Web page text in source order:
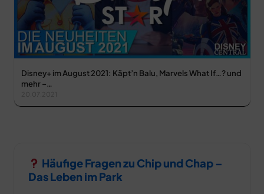
Disney+ im August 2021: Käpt’n Balu, Marvels What If…? und
mehr –…
Häufige Fragen zu Chip und Chap –
Das Leben im Park